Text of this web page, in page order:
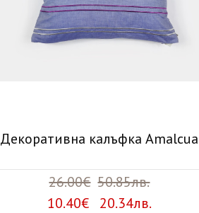
Декоративна калъфка Amalcua
26.00€ 50.85лв.
10.40€ 20.34лв.